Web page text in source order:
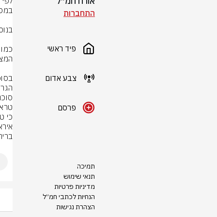
התחברות
פיד ראשי
צבע אדום
פרסם
תמיכה
תנאי שימוש
מדיניות פרטיות
הנחיות לכתבי חמ״ל
הצהרת נגישות